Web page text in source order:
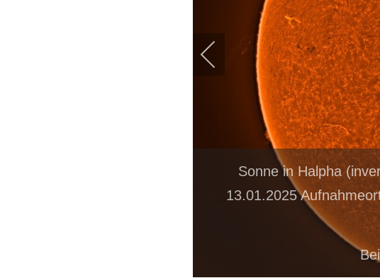
Sonne in Halpha
13.01.2025